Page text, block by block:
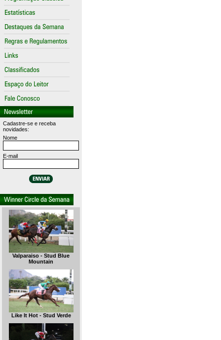
Cadastre-se e receba
novidades:
Nome
E-mail
Valparaiso - Stud Blue
Mountain
Like It Hot - Stud Verde